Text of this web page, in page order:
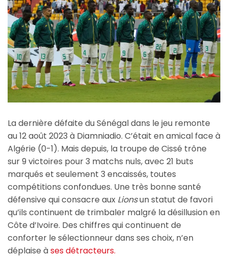
La dernière défaite du Sénégal dans le jeu remonte
au 12 août 2023 à Diamniadio. C’était en amical face à
Algérie (0-1). Mais depuis, la troupe de Cissé trône
sur 9 victoires pour 3 matchs nuls, avec 21 buts
marqués et seulement 3 encaissés, toutes
compétitions confondues. Une très bonne santé
défensive qui consacre aux Lionsun statut de favori
qu’ils continuent de trimbaler malgré la désillusion en
Côte d’Ivoire. Des chiffres qui continuent de
conforter le sélectionneur dans ses choix, n’en
déplaise àses détracteurs.